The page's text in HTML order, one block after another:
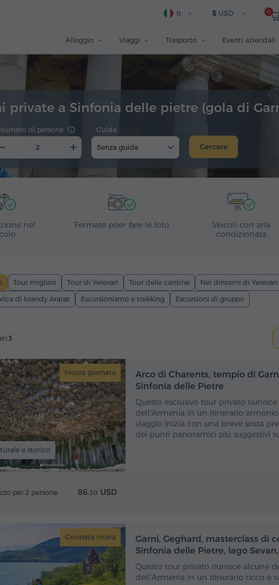
0
$ USD
It
Alloggio Viaggi Trasporto Eventi aziendali
private a Sinfonia delle pietre (gola di
di persone
Guida
Senza guida
Cercare
nel
Fermate poer fare le foto
Veicoli con aria
condizionata
Tour migliori Tour di Yerevan Tour delle cantine Nei dintorni di Yerevan
di brandy Ararat
Escursionismo e trekking Escursioni di gruppo
3
Mezza giornata Mezza giornata
e storico
Arco di Charents, tempio di
Sinfonia delle Pietre
Questo esclusivo tour privato
dell'Armenia in un itinerario
viaggio inizia con una breve sosta
dei punti panoramici più suggestivi
per 2 persone 86.30 USD
Giornata intera Giornata intera
Garni, Geghard, masterclass di
Sinfonia delle Pietre, lago
Questo tour privato riunisce alcune
dell'Armenia in un itinerario ricco e